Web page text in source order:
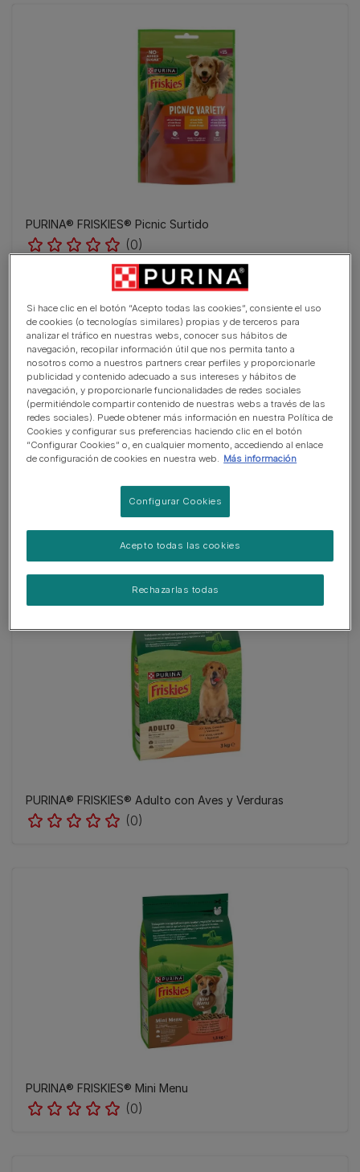
PURINA® FRISKIES® Picnic Surtido
(0)
(0)
PURINA® FRISKIES® Adulto con Aves y Verduras
(0)
PURINA® FRISKIES® Mini Menu
(0)
Si hace clic en el botón “Acepto todas las cookies”, consiente el uso
de cookies (o tecnologías similares) propias y de terceros para
analizar el tráfico en nuestras webs, conocer sus hábitos de
navegación, recopilar información útil que nos permita tanto a
nosotros como a nuestros partners crear perfiles y proporcionarle
publicidad y contenido adecuado a sus intereses y hábitos de
navegación, y proporcionarle funcionalidades de redes sociales
(permitiéndole compartir contenido de nuestras webs a través de las
redes sociales). Puede obtener más información en nuestra Política de
Cookies y configurar sus preferencias haciendo clic en el botón
“Configurar Cookies” o, en cualquier momento, accediendo al enlace
de configuración de cookies en nuestra web. Más información
Configurar Cookies
Rechazarlas todas
Acepto todas las cookies